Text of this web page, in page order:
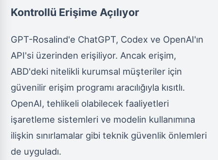
Kontrollü Erişime Açılıyor
GPT-Rosalind'e ChatGPT, Codex ve OpenAI'ın
API'si üzerinden erişiliyor. Ancak erişim,
ABD'deki nitelikli kurumsal müşteriler için
güvenilir erişim programı aracılığıyla kısıtlı.
OpenAI, tehlikeli olabilecek faaliyetleri
işaretleme sistemleri ve modelin kullanımına
ilişkin sınırlamalar gibi teknik güvenlik önlemleri
de uyguladı.